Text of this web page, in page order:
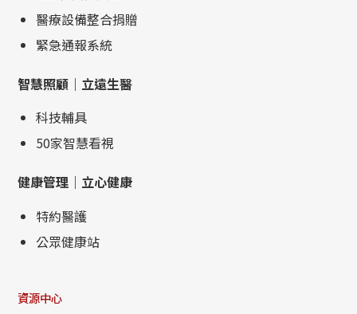
醫療設備整合捐贈
緊急通報系統
智慧照顧｜立遠生醫
科技輔具
50家智慧看視
健康管理｜立心健康
特約醫護
公眾健康站
資源中心